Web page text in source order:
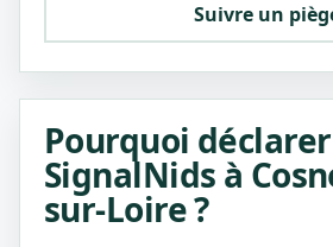
Suivre un
Pourquoi
SignalNids à
sur-Loire ?